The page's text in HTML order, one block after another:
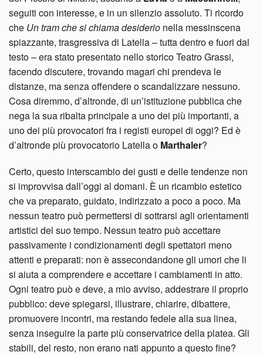
seguiti con interesse, e in un silenzio assoluto. Ti ricordo
che Un tram che si chiama desiderio nella messinscena
spiazzante, trasgressiva di Latella – tutta dentro e fuori dal
testo – era stato presentato nello storico Teatro Grassi,
facendo discutere, trovando magari chi prendeva le
distanze, ma senza offendere o scandalizzare nessuno.
Cosa diremmo, d’altronde, di un’istituzione pubblica che
nega la sua ribalta principale a uno dei più importanti, a
uno dei più provocatori fra i registi europei di oggi? Ed è
d’altronde più provocatorio Latella o Marthaler?
Certo, questo interscambio dei gusti e delle tendenze non
si improvvisa dall’oggi al domani. È un ricambio estetico
che va preparato, guidato, indirizzato a poco a poco. Ma
nessun teatro può permettersi di sottrarsi agli orientamenti
artistici del suo tempo. Nessun teatro può accettare
passivamente i condizionamenti degli spettatori meno
attenti e preparati: non è assecondandone gli umori che li
si aiuta a comprendere e accettare i cambiamenti in atto.
Ogni teatro può e deve, a mio avviso, addestrare il proprio
pubblico: deve spiegarsi, illustrare, chiarire, dibattere,
promuovere incontri, ma restando fedele alla sua linea,
senza inseguire la parte più conservatrice della platea. Gli
stabili, del resto, non erano nati appunto a questo fine?